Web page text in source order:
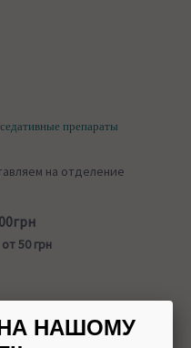
препараты
на отделение
от 50 грн
НАШОМУ